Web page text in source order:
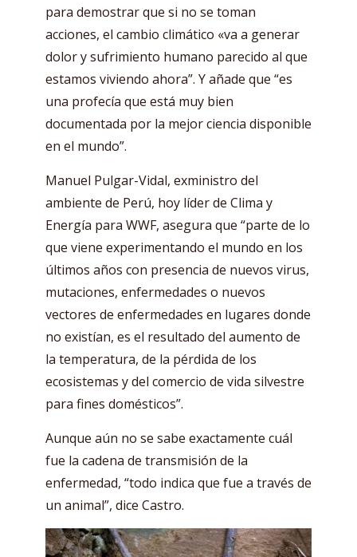
para demostrar que si no se toman
acciones, el cambio climático «va a generar
dolor y sufrimiento humano parecido al que
estamos viviendo ahora”. Y añade que “es
una profecía que está muy bien
documentada por la mejor ciencia disponible
en el mundo”.
Manuel Pulgar-Vidal, exministro del
ambiente de Perú, hoy líder de Clima y
Energía para WWF, asegura que “parte de lo
que viene experimentando el mundo en los
últimos años con presencia de nuevos virus,
mutaciones, enfermedades o nuevos
vectores de enfermedades en lugares donde
no existían, es el resultado del aumento de
la temperatura, de la pérdida de los
ecosistemas y del comercio de vida silvestre
para fines domésticos”.
Aunque aún no se sabe exactamente cuál
fue la cadena de transmisión de la
enfermedad, “todo indica que fue a través de
un animal”, dice Castro.